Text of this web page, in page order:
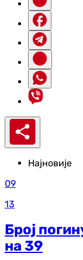
Најновије
09
13
Број
на 39